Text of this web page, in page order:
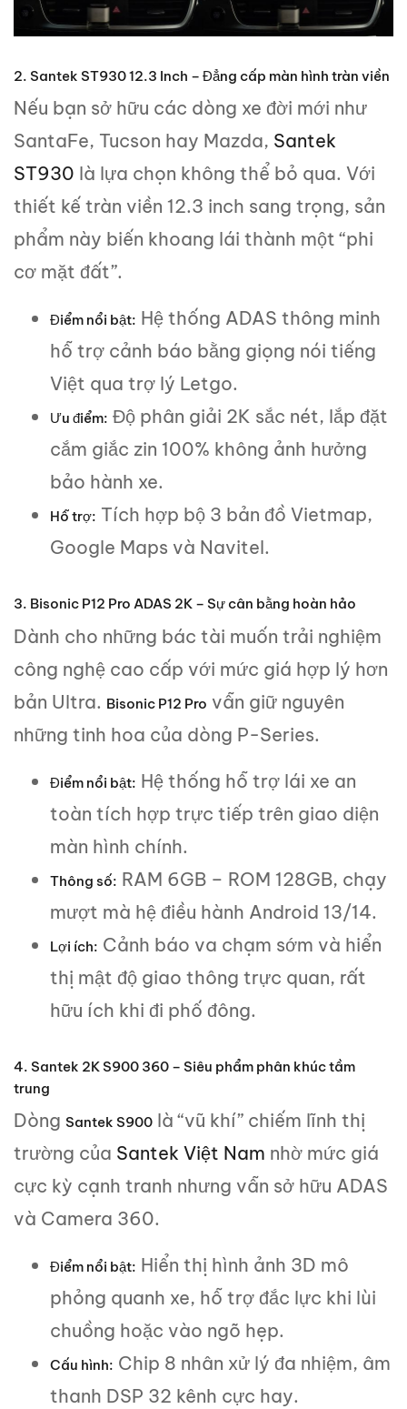
2. Santek ST930 12.3 Inch – Đẳng cấp màn hình tràn viền
Nếu bạn sở hữu các dòng xe đời mới như
SantaFe, Tucson hay Mazda, Santek
ST930 là lựa chọn không thể bỏ qua. Với
thiết kế tràn viền 12.3 inch sang trọng, sản
phẩm này biến khoang lái thành một “phi
cơ mặt đất”.
Điểm nổi bật: Hệ thống ADAS thông minh
hỗ trợ cảnh báo bằng giọng nói tiếng
Việt qua trợ lý Letgo.
Ưu điểm: Độ phân giải 2K sắc nét, lắp đặt
cắm giắc zin 100% không ảnh hưởng
bảo hành xe.
Hỗ trợ: Tích hợp bộ 3 bản đồ Vietmap,
Google Maps và Navitel.
3. Bisonic P12 Pro ADAS 2K – Sự cân bằng hoàn hảo
Dành cho những bác tài muốn trải nghiệm
công nghệ cao cấp với mức giá hợp lý hơn
bản Ultra. Bisonic P12 Pro vẫn giữ nguyên
những tinh hoa của dòng P-Series.
Điểm nổi bật: Hệ thống hỗ trợ lái xe an
toàn tích hợp trực tiếp trên giao diện
màn hình chính.
Thông số: RAM 6GB – ROM 128GB, chạy
mượt mà hệ điều hành Android 13/14.
Lợi ích: Cảnh báo va chạm sớm và hiển
thị mật độ giao thông trực quan, rất
hữu ích khi đi phố đông.
4. Santek 2K S900 360 – Siêu phẩm phân khúc tầm
trung
Dòng Santek S900 là “vũ khí” chiếm lĩnh thị
trường của Santek Việt Nam nhờ mức giá
cực kỳ cạnh tranh nhưng vẫn sở hữu ADAS
và Camera 360.
Điểm nổi bật: Hiển thị hình ảnh 3D mô
phỏng quanh xe, hỗ trợ đắc lực khi lùi
chuồng hoặc vào ngõ hẹp.
Cấu hình: Chip 8 nhân xử lý đa nhiệm, âm
thanh DSP 32 kênh cực hay.